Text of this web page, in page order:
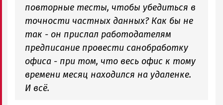
повторные тесты, чтобы убедиться в
точности частных данных? Как бы не
так - он прислал работодателям
предписание провести санобработку
офиса - при том, что весь офис к тому
времени месяц находился на удаленке.
И всё.